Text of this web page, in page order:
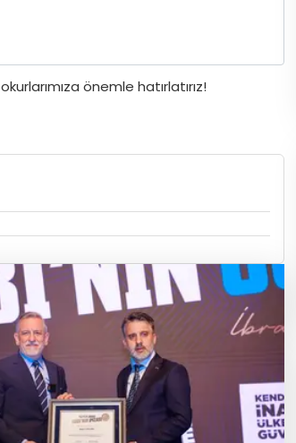
önemle hatırlatırız!